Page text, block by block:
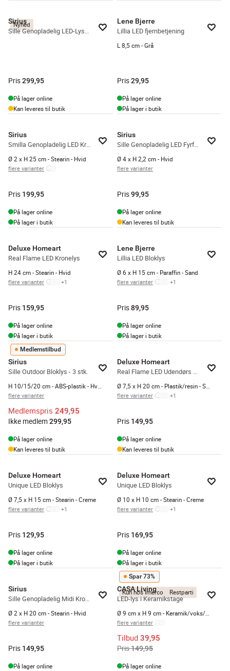
Nyhed
Sirius
Sille Genopladelig LED-Lyspakke - 5 dele
Pris299,95
På lager online
Kan leveres til butik
Lene Bjerre
Lillia LED fjernbetjening
L 8,5 cm - Grå
Pris29,95
På lager online
På lager i butik
Sirius
Smilla Genopladelig LED Kronelys - 2 stk.
Ø 2 x H 25 cm - Stearin - Hvid
flere varianter
Pris 199,95
På lager online
På lager i butik
Sirius
Sille Genopladelig LED Fyrfadslys - 2 stk.
Ø 4 x H 2,2 cm - Hvid
flere varianter
Pris99,95
På lager online
Kan leveres til butik
Deluxe Homeart
Real Flame LED Kronelys
H 24 cm - Stearin - Hvid
flere varianter +1
Pris 159,95
På lager online
På lager i butik
Lene Bjerre
Lillia LED Bloklys
Ø 6 x H 15 cm - Paraffin - Sand
flere varianter +1
Pris89,95
På lager online
På lager i butik
Medlemstilbud
Sirius
Sille Outdoor Bloklys - 3 stk.
flere varianter
Medlemspris 249,95
Ikke medlem 299,95
På lager online
Kan leveres til butik
Deluxe Homeart
Real Flame LED Udendørs Bloklys
flere varianter +1
Pris 149,95
På lager online
Kan leveres til butik
Deluxe Homeart
Unique LED Bloklys
Ø 7,5 x H 15 cm - Stearin - Creme
flere varianter +1
Pris 129,95
På lager online
På lager i butik
Deluxe Homeart
Unique LED Bloklys
Ø 10 x H 10 cm - Stearin - Creme
flere varianter +1
Pris 169,95
På lager online
På lager i butik
Sirius
Sille Genopladelig Midi Kronelys - 2 Stk.
Ø 2 x H 20 cm - Stearin - Hvid
flere varianter
Pris 149,95
På lager online
Kun hos Imerco Restparti
Spar 73%
CASA Living
LED-lys i Keramikstage
flere varianter
Tilbud 39,95
Pris149,95
På lager online